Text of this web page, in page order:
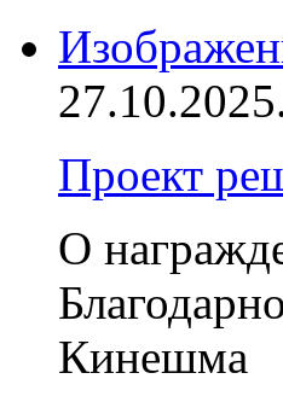
Проект
О
Кинешма